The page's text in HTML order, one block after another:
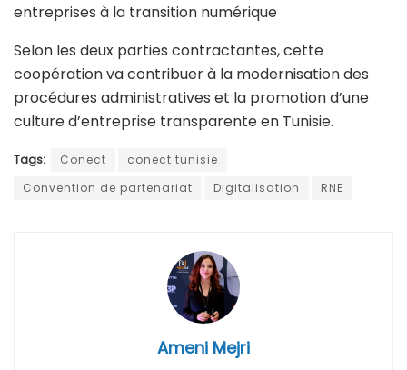
entreprises à la transition numérique
Selon les deux parties contractantes, cette
coopération va contribuer à la modernisation des
procédures administratives et la promotion d’une
culture d’entreprise transparente en Tunisie.
Tags: Conect
conect tunisie
Convention de partenariat
Digitalisation RNE
Ameni Mejri